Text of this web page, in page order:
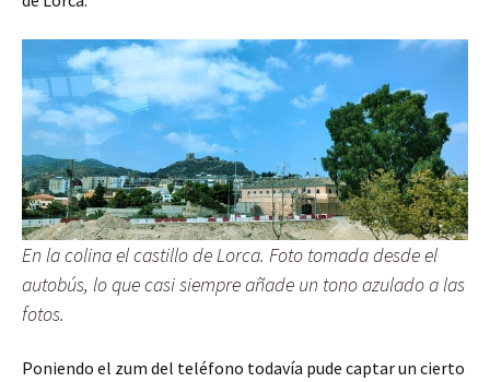
En la colina el castillo de Lorca. Foto tomada desde el
autobús, lo que casi siempre añade un tono azulado a las
fotos.
Poniendo el zum del teléfono todavía pude captar un cierto